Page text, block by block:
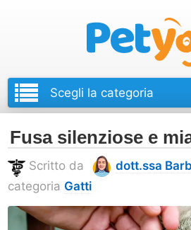
Fusa silenziose e
Scritto da dott.ssa
categoria Gatti